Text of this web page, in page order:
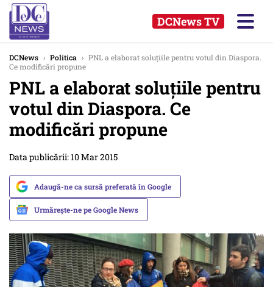
DCNews TV
DCNews › Politica › PNL a elaborat soluțiile pentru votul din Diaspora.
Ce modificări propune
PNL a elaborat soluțiile pentru
votul din Diaspora. Ce
modificări propune
Data publicării: 10 Mar 2015
Adaugă-ne ca sursă preferată în Google
Urmărește-ne pe Google News